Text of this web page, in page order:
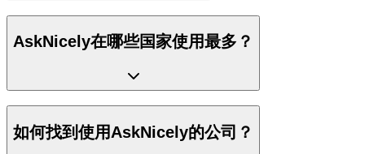
AskNicely在哪些国家使用最多？
如何找到使用AskNicely的公司？